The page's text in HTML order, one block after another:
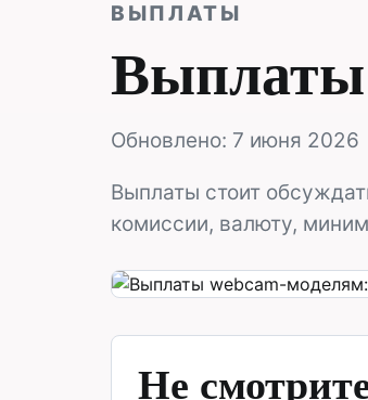
ВЫПЛАТЫ
Выплаты
Обновлено: 7 июня 2026
Выплаты стоит
комиссии, валюту,
Не